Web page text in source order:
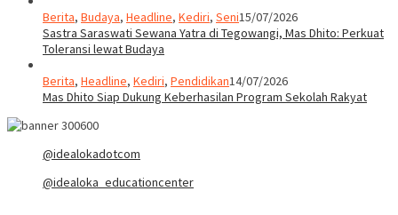
Berita, Budaya, Headline, Kediri, Seni15/07/2026
Sastra Saraswati Sewana Yatra di Tegowangi, Mas Dhito: Perkuat
Toleransi lewat Budaya
Berita, Headline, Kediri, Pendidikan14/07/2026
Mas Dhito Siap Dukung Keberhasilan Program Sekolah Rakyat
@idealokadotcom
@idealoka_educationcenter